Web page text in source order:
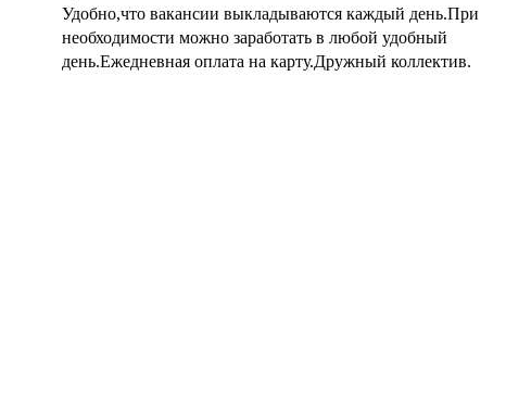
Удобно,что вакансии выкладываются каждый день.При
необходимости можно заработать в любой удобный
день.Ежедневная оплата на карту.Дружный коллектив.